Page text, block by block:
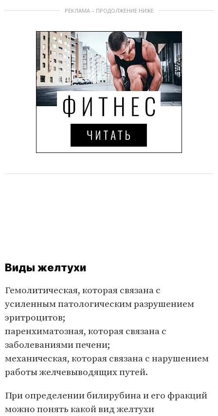
РЕКЛАМА – ПРОДОЛЖЕНИЕ НИЖЕ
Виды желтухи
Гемолитическая, которая связана с
усиленным патологическим разрушением
эритроцитов;
паренхиматозная, которая связана с
заболеваниями печени;
механическая, которая связана с нарушением
работы желчевыводящих путей.
При определении билирубина и его фракций
можно понять какой вид желтухи